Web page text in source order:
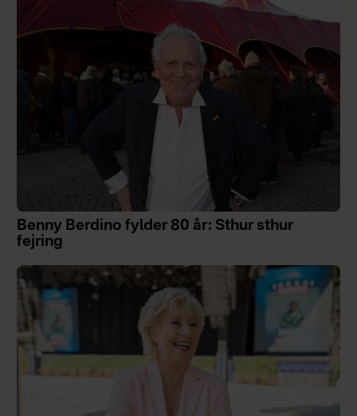
Benny Berdino fylder 80 år: Sthur sthur
fejring